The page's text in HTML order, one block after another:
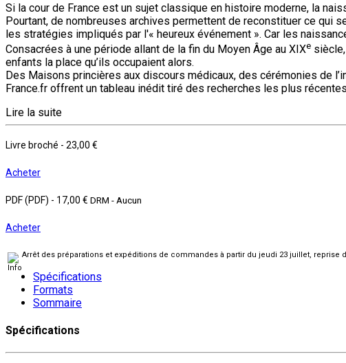
Si la cour de France est un sujet classique en histoire moderne, la
Pourtant, de nombreuses archives permettent de reconstituer ce qui
les stratégies impliqués par l'« heureux événement ». Car les
Consacrées à une période allant de la fin du Moyen Âge au XIXe
enfants la place qu’ils occupaient alors.
Des Maisons princières aux discours médicaux, des cérémonies de
France.fr offrent un tableau inédit tiré des recherches les plus
Lire la suite
Livre broché - 23,00 €
Acheter
PDF (PDF) - 17,00 € DRM - Aucun
Acheter
Arrêt des préparations et expéditions de commandes à partir du jeudi 23 juillet, reprise
Spécifications
Formats
Sommaire
Spécifications